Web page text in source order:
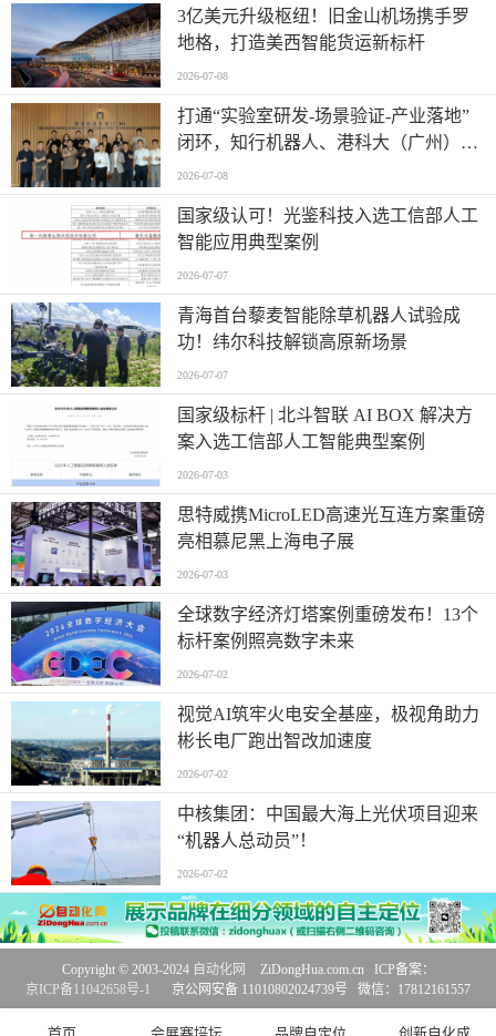
​3亿美元升级枢纽！旧金山机场携手罗
地格，打造美西智能货运新标杆
2026-07-08
打通“实验室研发-场景验证-产业落地”
闭环，知行机器人、港科大（广州）、
北京粤电三方联合解锁城市服务机器人
规模化应用
2026-07-08
国家级认可！光鉴科技入选工信部人工
智能应用典型案例
2026-07-07
青海首台藜麦智能除草机器人试验成
功！纬尔科技解锁高原新场景
2026-07-07
国家级标杆 | 北斗智联 AI BOX 解决方
案入选工信部人工智能典型案例
2026-07-03
思特威携MicroLED高速光互连方案重磅
亮相慕尼黑上海电子展
2026-07-03
全球数字经济灯塔案例重磅发布！13个
标杆案例照亮数字未来
2026-07-02
视觉AI筑牢火电安全基座，极视角助力
彬长电厂跑出智改加速度
2026-07-02
中核集团：中国最大海上光伏项目迎来
“机器人总动员”！
2026-07-02
Copyright © 2003-2024 自动化网
ZiDongHua.com.cn ICP备案：
京ICP备11042658号-1
京公网安备 11010802024739号 微信：17812161557